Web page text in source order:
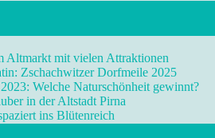
Altmarkt mit vielen Attraktionen
Zschachwitzer Dorfmeile 2025
Welche Naturschönheit gewinnt?
in der Altstadt Pirna
ins Blütenreich